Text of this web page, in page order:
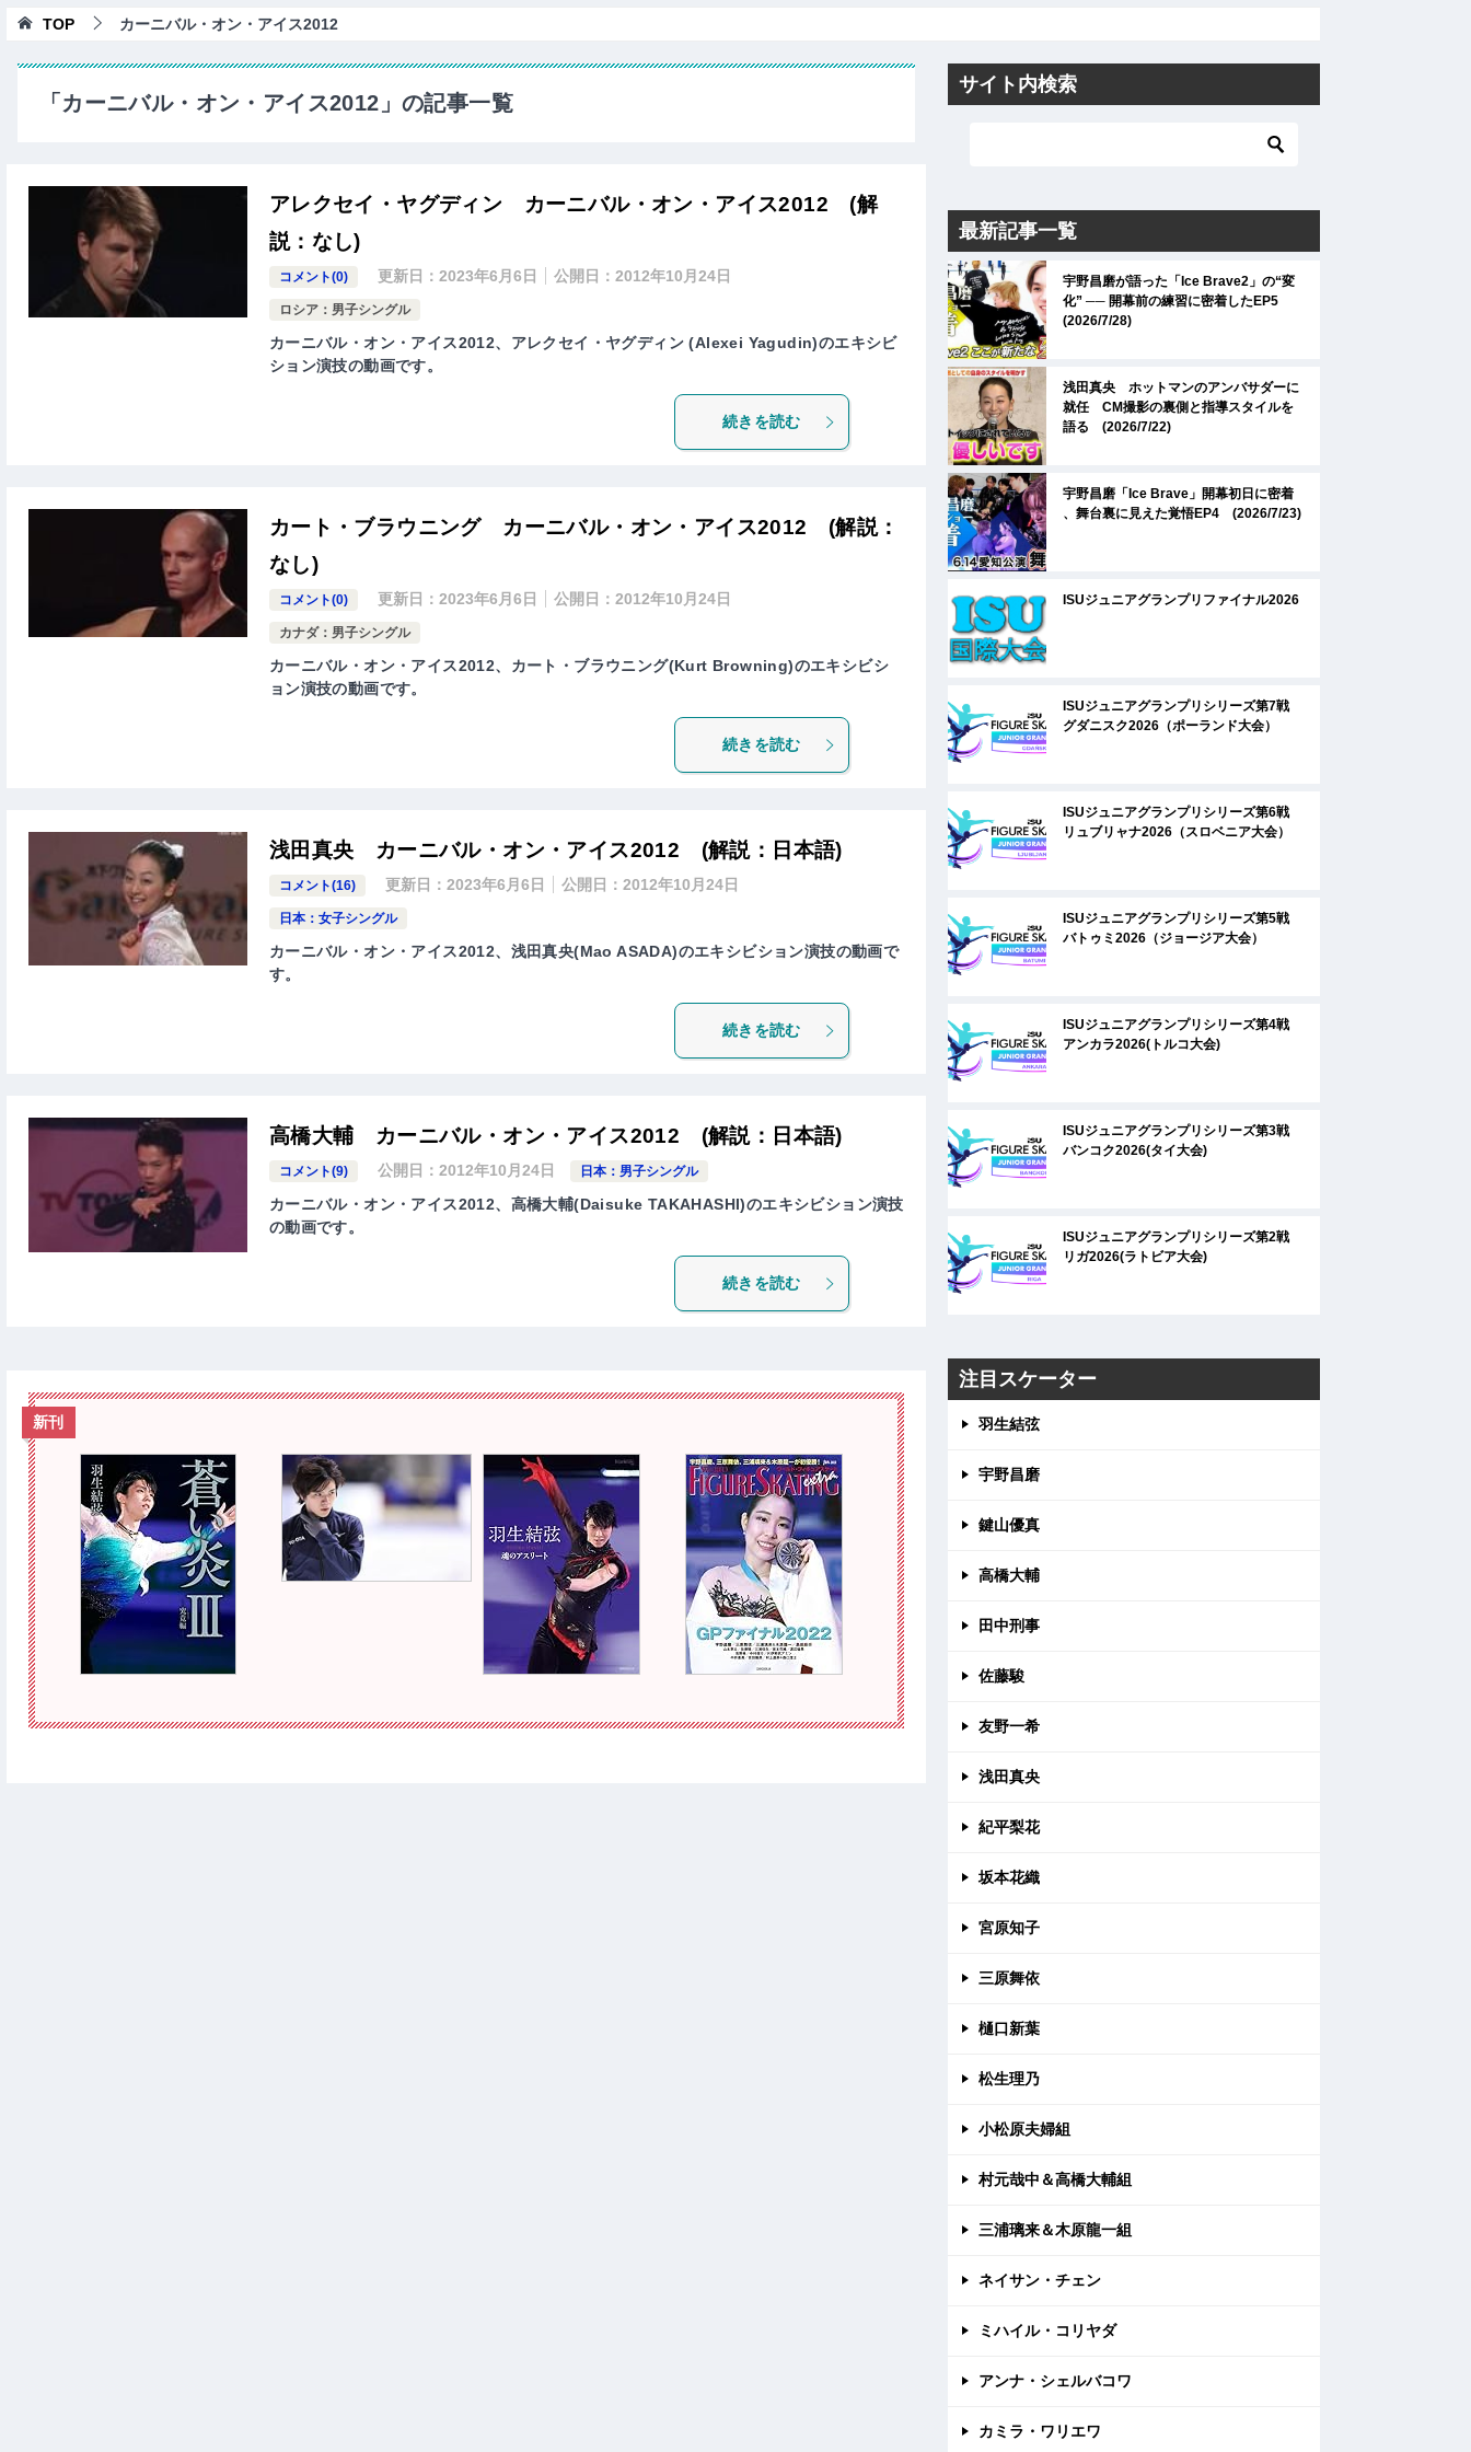
TOP カーニバル・オン・アイス2012
「カーニバル・オン・アイス2012」の記事一覧
アレクセイ・ヤグディン カーニバル・オン・アイス2012 (解
説：なし)
コメント(0) 更新日：2023年6月6日 公開日：2012年10月24日
ロシア：男子シングル
カーニバル・オン・アイス2012、アレクセイ・ヤグディン (Alexei Yagudin)のエキシビ
ション演技の動画です。
続きを読む
カート・ブラウニング カーニバル・オン・アイス2012 (解説：
なし)
コメント(0) 更新日：2023年6月6日 公開日：2012年10月24日
カナダ：男子シングル
カーニバル・オン・アイス2012、カート・ブラウニング(Kurt Browning)のエキシビシ
ョン演技の動画です。
続きを読む
浅田真央 カーニバル・オン・アイス2012 (解説：日本語)
コメント(16) 更新日：2023年6月6日 公開日：2012年10月24日
日本：女子シングル
カーニバル・オン・アイス2012、浅田真央(Mao ASADA)のエキシビション演技の動画で
す。
続きを読む
高橋大輔 カーニバル・オン・アイス2012 (解説：日本語)
コメント(9) 公開日：2012年10月24日 日本：男子シングル
カーニバル・オン・アイス2012、高橋大輔(Daisuke TAKAHASHI)のエキシビション演技
の動画です。
続きを読む
新刊
サイト内検索
最新記事一覧
宇野昌磨が語った「Ice Brave2」の“変
化” ── 開幕前の練習に密着したEP5
(2026/7/28)
浅田真央 ホットマンのアンバサダーに
就任 CM撮影の裏側と指導スタイルを
語る (2026/7/22)
宇野昌磨「Ice Brave」開幕初日に密着
、舞台裏に見えた覚悟EP4 (2026/7/23)
ISUジュニアグランプリファイナル2026
ISUジュニアグランプリシリーズ第7戦
グダニスク2026（ポーランド大会）
ISUジュニアグランプリシリーズ第6戦
リュブリャナ2026（スロベニア大会）
ISUジュニアグランプリシリーズ第5戦
バトゥミ2026（ジョージア大会）
ISUジュニアグランプリシリーズ第4戦
アンカラ2026(トルコ大会)
ISUジュニアグランプリシリーズ第3戦
バンコク2026(タイ大会)
ISUジュニアグランプリシリーズ第2戦
リガ2026(ラトビア大会)
注目スケーター
羽生結弦
宇野昌磨
鍵山優真
高橋大輔
田中刑事
佐藤駿
友野一希
浅田真央
紀平梨花
坂本花織
宮原知子
三原舞依
樋口新葉
松生理乃
小松原夫婦組
村元哉中＆高橋大輔組
三浦璃来＆木原龍一組
ネイサン・チェン
ミハイル・コリヤダ
アンナ・シェルバコワ
カミラ・ワリエワ